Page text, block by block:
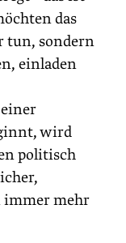
das
tun, sondern
einladen
wird
politisch
immer mehr